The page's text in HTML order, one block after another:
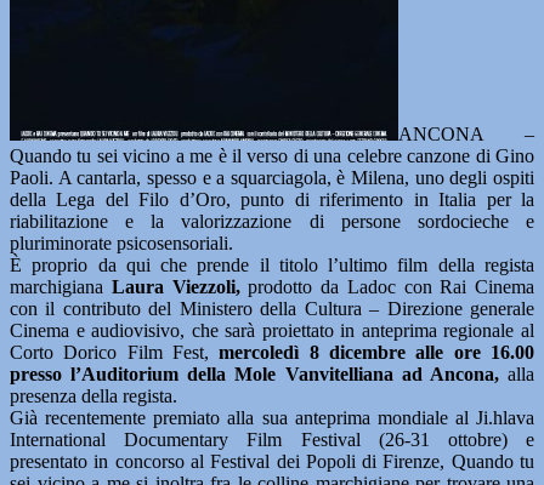
ANCONA –
Quando tu sei vicino a me è il verso di una celebre canzone di Gino
Paoli. A cantarla, spesso e a squarciagola, è Milena, uno degli ospiti
della Lega del Filo d’Oro, punto di riferimento in Italia per la
riabilitazione e la valorizzazione di persone sordocieche e
pluriminorate psicosensoriali.
È proprio da qui che prende il titolo l’ultimo film della regista
marchigiana Laura Viezzoli,prodotto da Ladoc con Rai Cinema
con il contributo del Ministero della Cultura – Direzione generale
Cinema e audiovisivo, che sarà proiettato in anteprima regionale al
Corto Dorico Film Fest,mercoledì 8 dicembre alle ore 16.00
presso l’Auditorium della Mole Vanvitelliana ad Ancona,alla
presenza della regista.
Già recentemente premiato alla sua anteprima mondiale al Ji.hlava
International Documentary Film Festival (26-31 ottobre) e
presentato in concorso al Festival dei Popoli di Firenze, Quando tu